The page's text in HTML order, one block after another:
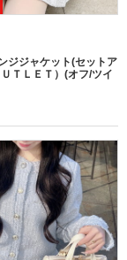
ジジャケット(セットア
ＴＬＥＴ）(オフ/ツイ